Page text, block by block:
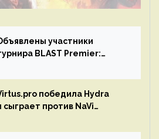
участники
BLAST Premier:
победила Hydra
сыграет против NaVi